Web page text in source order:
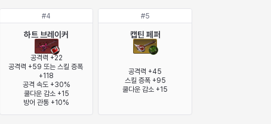
#4
하트 브레이커
공격력 +22
공격력 +59 또는 스킬 증폭
+118
공격 속도 +30%
쿨다운 감소 +15
방어 관통 +10%
#5
캡틴 페퍼
공격력 +45
스킬 증폭 +95
쿨다운 감소 +15